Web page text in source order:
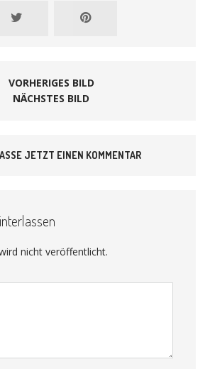
VORHERIGES BILD
NÄCHSTES BILD
JETZT EINEN KOMMENTAR
nicht veröffentlicht.